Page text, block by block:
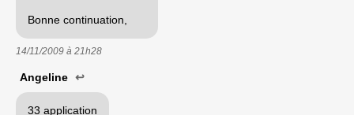
Bonne continuation,
14/11/2009 à 21h28
Angeline ↩
33 application